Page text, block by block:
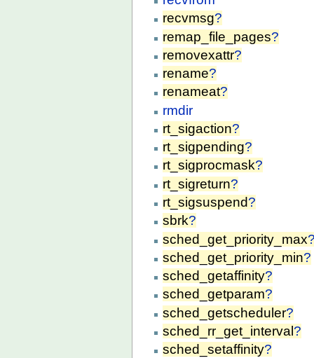
recvmsg?
remap_file_pages?
removexattr?
rename?
renameat?
rmdir
rt_sigaction?
rt_sigpending?
rt_sigprocmask?
rt_sigreturn?
rt_sigsuspend?
sbrk?
sched_get_priority_max
sched_get_priority_min?
sched_getaffinity?
sched_getparam?
sched_getscheduler?
sched_rr_get_interval ?
sched_setaffinity?